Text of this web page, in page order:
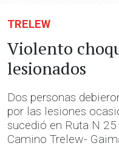
TRELEW
Violento
lesionados
Dos personas
por las lesiones
sucedió en Ruta N
Camino Trelew-